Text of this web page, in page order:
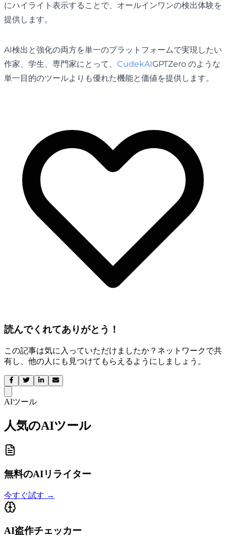
にハイライト表示することで、オールインワンの検出体験を
提供します。
AI検出と強化の両方を単一のプラットフォームで実現したい
作家、学生、専門家にとって、 CudekAIGPTZero のような
単一目的のツールよりも優れた機能と価値を提供します。
読んでくれてありがとう！
この記事は気に入っていただけましたか？ネットワークで共
有し、他の人にも見つけてもらえるようにしましょう。
AIツール
人気のAIツール
無料のAIリライター
今すぐ試す →
AI盗作チェッカー